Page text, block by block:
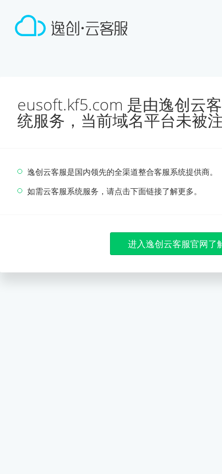
eusoft.kf5.com 是由逸创云
统服务，当前域名平台未被
逸创云客服是国内领先的全渠道整合客服系统提供商。
如需云客服系统服务，请点击下面链接了解更多。
进入逸创云客服官网了